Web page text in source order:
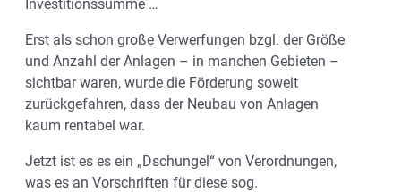
Investitionssumme …
Erst als schon große Verwerfungen bzgl. der Größe
und Anzahl der Anlagen – in manchen Gebieten –
sichtbar waren, wurde die Förderung soweit
zurückgefahren, dass der Neubau von Anlagen
kaum rentabel war.
Jetzt ist es es ein „Dschungel“ von Verordnungen,
was es an Vorschriften für diese sog.